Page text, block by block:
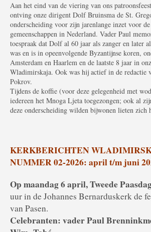
Aan het eind van de viering van ons
ontving onze dirigent Dolf Bruinsma de St.
onderscheiding voor zijn jarenlange inzet voor
gemeenschappen in Nederland. Vader Paul
toespraak dat Dolf al 60 jaar als zanger en later
was en is in opeenvolgende Byzantijnse koren,
Amsterdam en Haarlem en de laatste 8 jaar in
Wladimirskaja. Ook was hij actief in de redactie
Pokrov.
Tijdens de koffie (voor deze gelegenheid met
iedereen het Mnoga Ljeta toegezongen; ook al
deze onderscheiding wilden bijwonen lieten zich
KERKBERICHTEN
NUMMER 02-2026: april t/m juni
Op maandag 6 april, Tweede
uur in de Johannes Bernarduskerk de
van Pasen.
Celebranten: vader Paul